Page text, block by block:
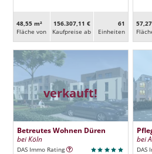
48,55 m²
Fläche von
156.307,11 €
Kaufpreise ab
61
Ein­heiten
verkauft!
Betreutes Wohnen Düren
bei Köln
DAS Immo Rating
bei
DAS